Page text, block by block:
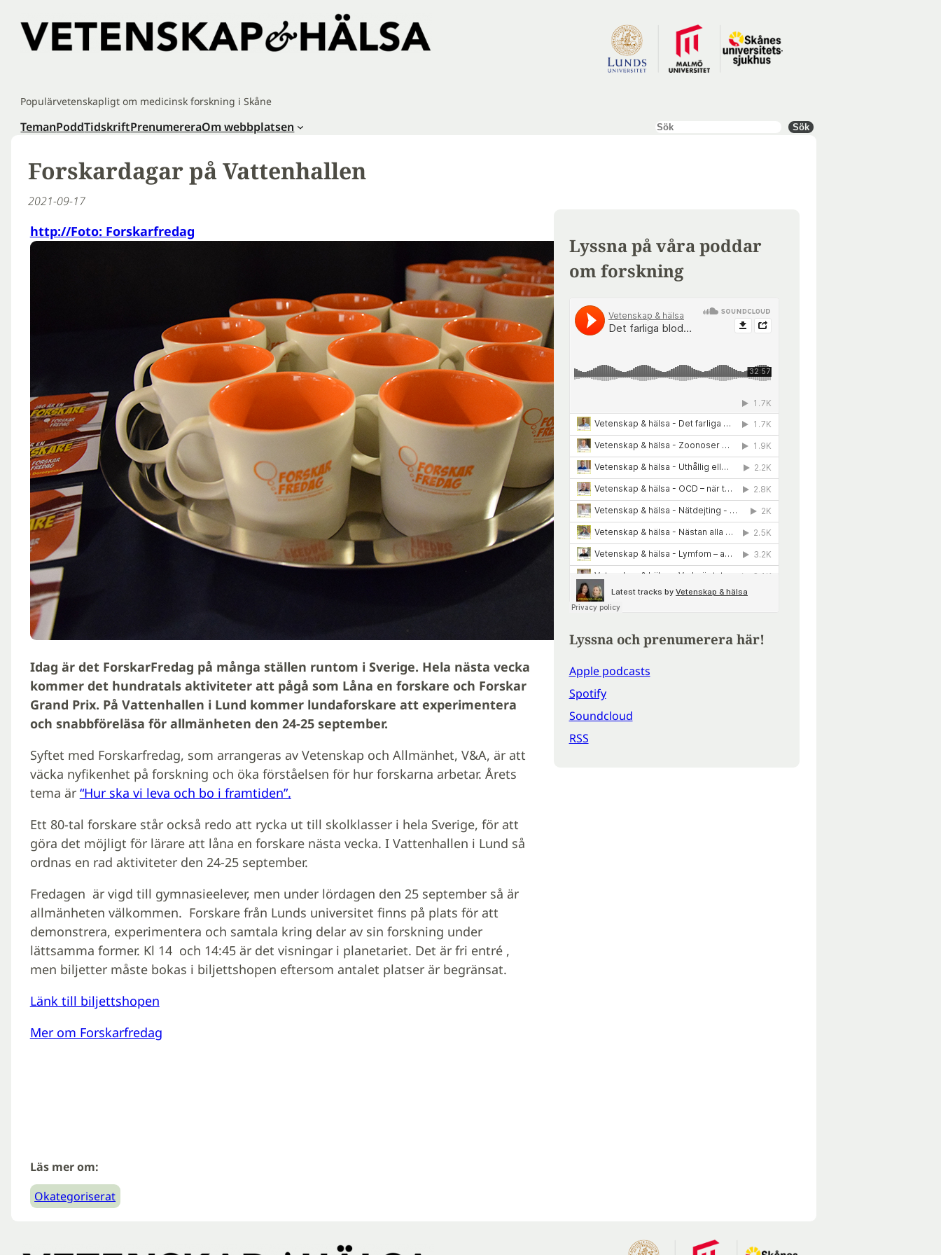
innehåll
Populärvetenskapligt om medicinsk forskning i Skåne
TemanPoddTidskriftPrenumereraOm webbplatsen Sök Sök
Forskardagar på Vattenhallen
2021-09-17
http://Foto: Forskarfredag
Idag är det ForskarFredag på många ställen runtom i Sverige. Hela nästa vecka
kommer det hundratals aktiviteter att pågå som Låna en forskare och Forskar
Grand Prix. På Vattenhallen i Lund kommer lundaforskare att experimentera
och snabbföreläsa för allmänheten den 24-25 september.
Syftet med Forskarfredag, som arrangeras av Vetenskap och Allmänhet, V&A, är att
väcka nyfikenhet på forskning och öka förståelsen för hur forskarna arbetar. Årets
tema är “Hur ska vi leva och bo i framtiden”.
Ett 80-tal forskare står också redo att rycka ut till skolklasser i hela Sverige, för att
göra det möjligt för lärare att låna en forskare nästa vecka. I Vattenhallen i Lund så
ordnas en rad aktiviteter den 24-25 september.
Fredagen är vigd till gymnasieelever, men under lördagen den 25 september så är
allmänheten välkommen. Forskare från Lunds universitet finns på plats för att
demonstrera, experimentera och samtala kring delar av sin forskning under
lättsamma former. Kl 14 och 14:45 är det visningar i planetariet. Det är fri entré ,
men biljetter måste bokas i biljettshopen eftersom antalet platser är begränsat.
Länk till biljettshopen
Mer om Forskarfredag
Läs mer om:
Okategoriserat
Lyssna på våra poddar
om forskning
Lyssna och prenumerera här!
Apple podcasts
Spotify
Soundcloud
RSS